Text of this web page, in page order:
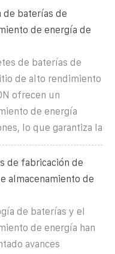
de baterías de
de energía de
de baterías de
de alto rendimiento
ofrecen un
de energía
lo que garantiza la
de fabricación de
almacenamiento de
de baterías y el
de energía han
avances